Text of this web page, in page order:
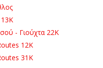
- Γιούχτα 22Κ
12K
31K